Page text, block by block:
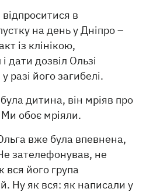
в
на день у Дніпро –
із клінікою,
дати дозвіл Ользі
його загибелі.
дитина, він мріяв про
обоє мріяли.
вже була впевнена,
зателефонував, не
вся його група
Ну як вся: як написали у